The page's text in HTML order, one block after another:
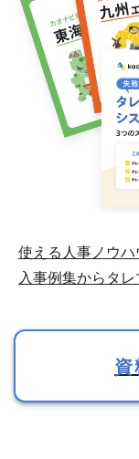
使える人事ノウ
入事例集からタ